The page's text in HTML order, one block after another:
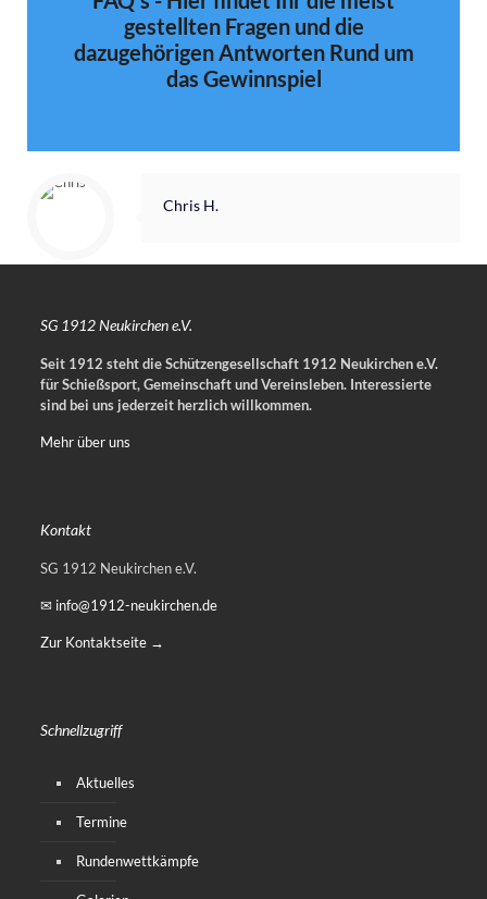
gestellten Fragen und die
dazugehörigen Antworten Rund um
das Gewinnspiel
Chris H.
SG 1912 Neukirchen e.V.
Seit 1912 steht die Schützengesellschaft 1912 Neukirchen e.V.
für Schießsport, Gemeinschaft und Vereinsleben. Interessierte
sind bei uns jederzeit herzlich willkommen.
Mehr über uns
Kontakt
SG 1912 Neukirchen e.V.
✉ info@1912-neukirchen.de
Zur Kontaktseite →
Schnellzugriff
Aktuelles
Termine
Rundenwettkämpfe